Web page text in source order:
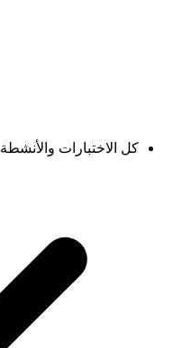
كل الاختبارات والأنشطة